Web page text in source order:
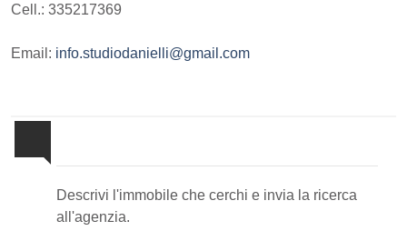
Cell.: 335217369
Email: info.studiodanielli@gmail.com
Descrivi l'immobile che cerchi e invia la ricerca
all'agenzia.